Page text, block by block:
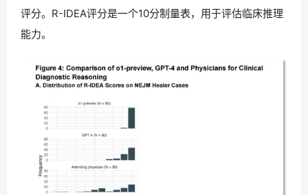
评分。R-IDEA评分是一个10分制量表，用于评估临床推理
能力。